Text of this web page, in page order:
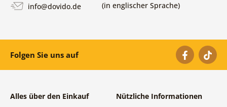
info@dovido.de (in englischer Sprache)
Folgen Sie uns auf
Alles über den Einkauf Nützliche Informationen